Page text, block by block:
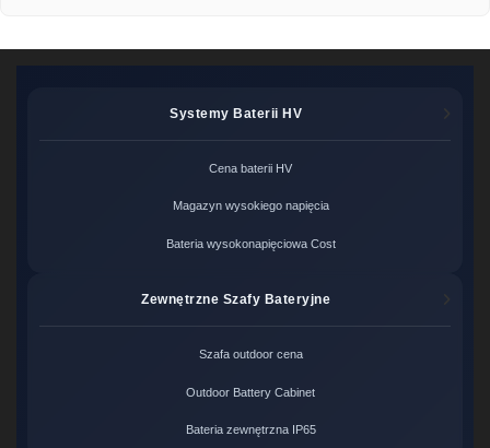
Systemy Baterii HV
Cena baterii HV
Magazyn wysokiego napięcia
Bateria wysokonapięciowa Cost
Zewnętrzne Szafy Bateryjne
Szafa outdoor cena
Outdoor Battery Cabinet
Bateria zewnętrzna IP65